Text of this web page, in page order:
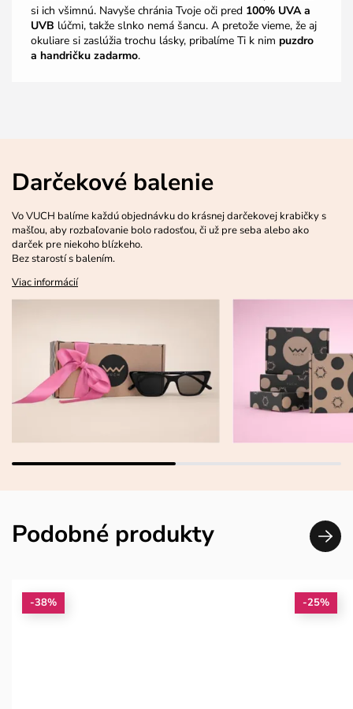
si ich všimnú. Navyše chránia Tvoje oči pred 100% UVA a
UVB lúčmi, takže slnko nemá šancu. A pretože vieme, že aj
okuliare si zaslúžia trochu lásky, pribalíme Ti k nim puzdro
a handričku zadarmo.
Darčekové balenie
Vo VUCH balíme každú objednávku do krásnej darčekovej krabičky s
mašľou, aby rozbaľovanie bolo radosťou, či už pre seba alebo ako
darček pre niekoho blízkeho.
Bez starostí s balením.
Viac informácií
Podobné produkty
-38% -25%